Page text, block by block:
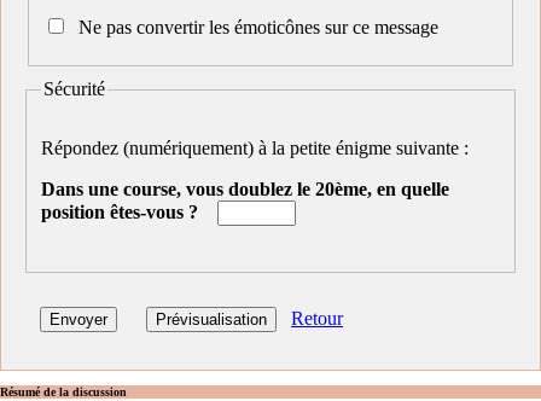
Ne pas convertir les émoticônes sur ce message
Sécurité
Répondez (numériquement) à la petite énigme suivante :
Dans une course, vous doublez le 20ème, en quelle
position êtes-vous ?
Retour
Résumé de la discussion